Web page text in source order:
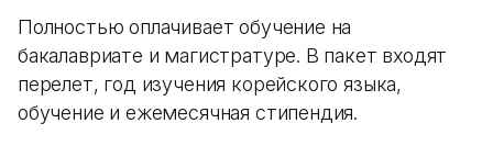
Полностью оплачивает обучение на
бакалавриате и магистратуре. В пакет входят
перелет, год изучения корейского языка,
обучение и ежемесячная стипендия.